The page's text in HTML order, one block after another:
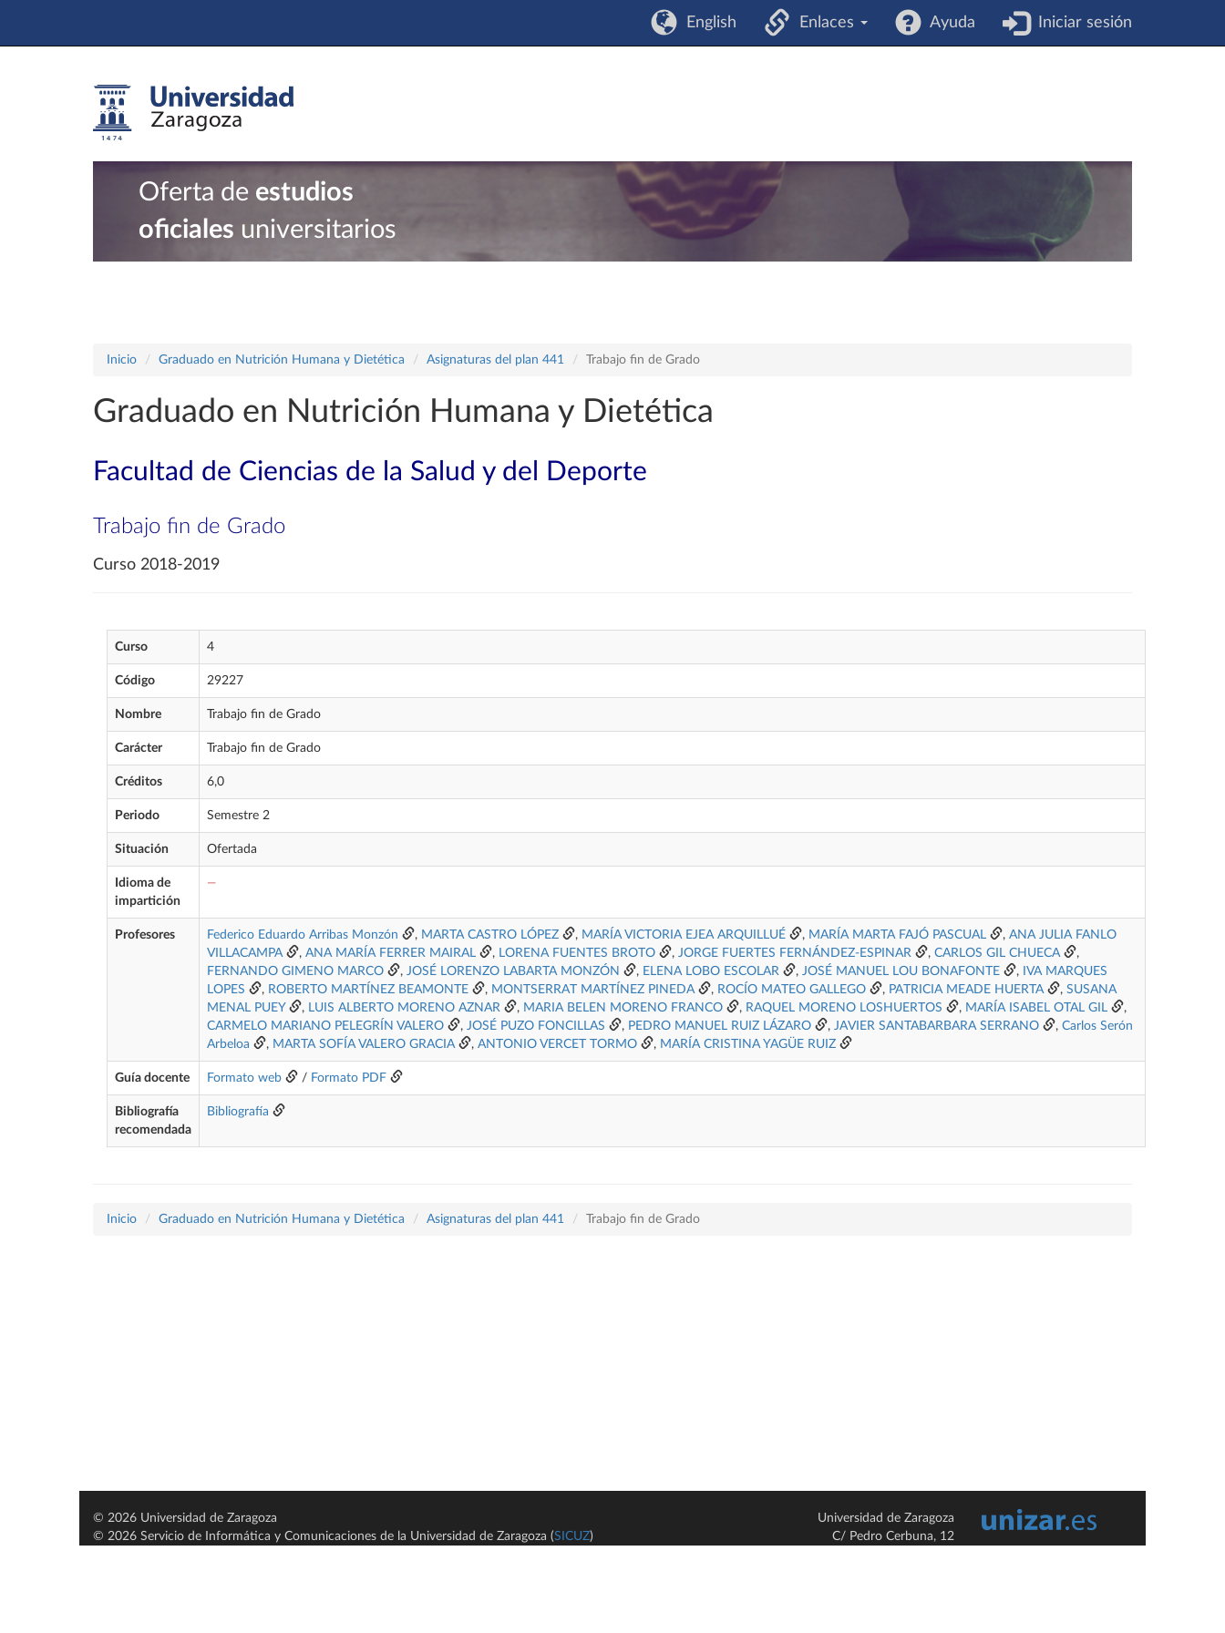
English Enlaces Ayuda Iniciar sesión
Oferta de estudios
oficiales universitarios
Inicio Graduado en Nutrición Humana y Dietética Asignaturas del plan 441 Trabajo fin de Grado
Graduado en Nutrición Humana y Dietética
Facultad de Ciencias de la Salud y del Deporte
Trabajo fin de Grado
Curso 2018-2019
Curso 4
Código 29227
Nombre Trabajo fin de Grado
Carácter Trabajo fin de Grado
Créditos 6,0
Periodo Semestre 2
Situación Ofertada
Idioma de
impartición
—
Profesores Federico Eduardo Arribas Monzón , MARTA CASTRO LÓPEZ , MARÍA VICTORIA EJEA ARQUILLUÉ , MARÍA MARTA FAJÓ PASCUAL , ANA JULIA FANLO
VILLACAMPA
, ANA MARÍA FERRER MAIRAL , LORENA FUENTES BROTO , JORGE FUERTES FERNÁNDEZ-ESPINAR , CARLOS GIL CHUECA
,
FERNANDO GIMENO MARCO
, JOSÉ LORENZO LABARTA MONZÓN , ELENA LOBO ESCOLAR , JOSÉ MANUEL LOU BONAFONTE , IVA MARQUES
LOPES
, ROBERTO MARTÍNEZ BEAMONTE , MONTSERRAT MARTÍNEZ PINEDA , ROCÍO MATEO GALLEGO , PATRICIA MEADE HUERTA , SUSANA
MENAL PUEY
, LUIS ALBERTO MORENO AZNAR , MARIA BELEN MORENO FRANCO , RAQUEL MORENO LOSHUERTOS , MARÍA ISABEL OTAL GIL
,
CARMELO MARIANO PELEGRÍN VALERO
, JOSÉ PUZO FONCILLAS , PEDRO MANUEL RUIZ LÁZARO , JAVIER SANTABARBARA SERRANO , Carlos Serón
Arbeloa
, MARTA SOFÍA VALERO GRACIA , ANTONIO VERCET TORMO , MARÍA CRISTINA YAGÜE RUIZ
Guía docente Formato web / Formato PDF
Bibliografía
recomendada
Bibliografía
Inicio Graduado en Nutrición Humana y Dietética Asignaturas del plan 441 Trabajo fin de Grado
© 2026 Universidad de Zaragoza
© 2026 Servicio de Informática y Comunicaciones de la Universidad de Zaragoza (SICUZ)
Universidad de Zaragoza
C/ Pedro Cerbuna, 12